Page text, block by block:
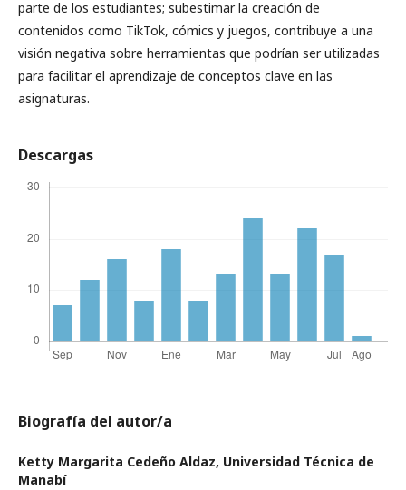
parte de los estudiantes; subestimar la creación de
contenidos como TikTok, cómics y juegos, contribuye a una
visión negativa sobre herramientas que podrían ser utilizadas
para facilitar el aprendizaje de conceptos clave en las
asignaturas.
Descargas
Biografía del autor/a
Ketty Margarita Cedeño Aldaz, Universidad Técnica de
Manabí